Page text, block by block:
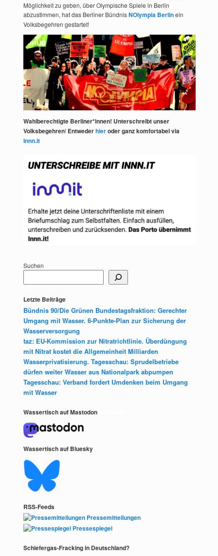
Möglichkeit zu geben, über Olympische Spiele in Berlin
abzustimmen, hat das Berliner BündnisNOlympia Berlinein
Volksbegehren gestartet!
Wahlberechtigte Berliner*innen! Unterschreibt unser
Volksbegehren! Entwederhieroder ganz komfortabel via
Innn.it
Suchen
Letzte Beiträge
Bündnis 90/Die Grünen Bundestagsfraktion: Gerechter
Umgang mit Wasser. 6-Punkte-Plan zur Sicherung der
Wasserversorgung
taz: EU-Kommission zur Nitratrichtlinie. Überdüngung
mit Nitrat kostet die Allgemeinheit Milliarden
Wasserprivatisierung. Tagesschau: Sprudelbetriebe
dürfen weiter Wasser aus Nationalpark abpumpen
Tagesschau: Verband fordert Umdenken beim Umgang
mit Wasser
Wassertisch auf Mastodon
Wassertisch auf Bluesky
RSS-Feeds
Pressemitteilungen
Pressespiegel
Schiefergas-Fracking in Deutschland?